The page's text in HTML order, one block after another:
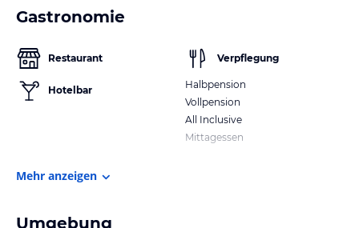
Gastronomie
Restaurant
Hotelbar
Verpflegung
Halbpension
Vollpension
All Inclusive
Mittagessen
Mehr anzeigen
Umgebung